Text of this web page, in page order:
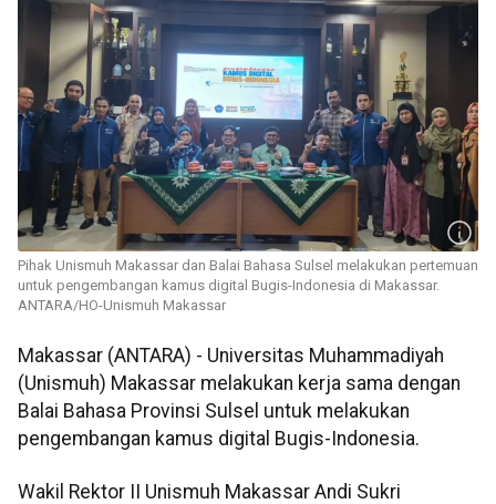
Pihak Unismuh Makassar dan Balai Bahasa Sulsel melakukan pertemuan
untuk pengembangan kamus digital Bugis-Indonesia di Makassar.
ANTARA/HO-Unismuh Makassar
Makassar (ANTARA) - Universitas Muhammadiyah
(Unismuh) Makassar melakukan kerja sama dengan
Balai Bahasa Provinsi Sulsel untuk melakukan
pengembangan kamus digital Bugis-Indonesia.
Wakil Rektor II Unismuh Makassar Andi Sukri